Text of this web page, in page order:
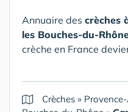
Annuaire des crèches
les Bouches-du-
crèche en France
Crèches »